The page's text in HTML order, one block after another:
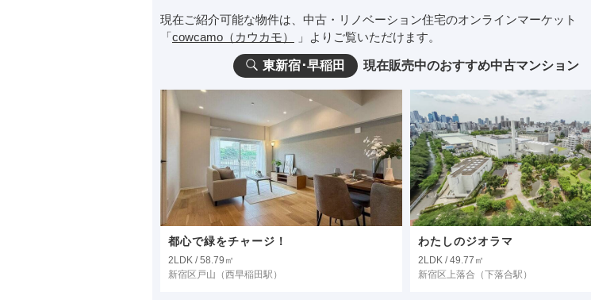
現在ご紹介可能な物件は、中古・リノベーション住宅のオンラインマーケット
「cowcamo（カウカモ） 」よりご覧いただけます。
東新宿･早稲田 現在販売中のおすすめ中古マンション
都心で緑をチャージ！
2LDK / 58.79㎡
新宿区戸山 （西早稲田駅）
わたしのジオラマ
2LDK / 49.77㎡
新宿区上落合 （下落合駅）